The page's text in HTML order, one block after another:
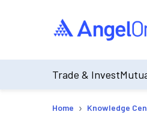
Trade & Invest
Home › Knowledge